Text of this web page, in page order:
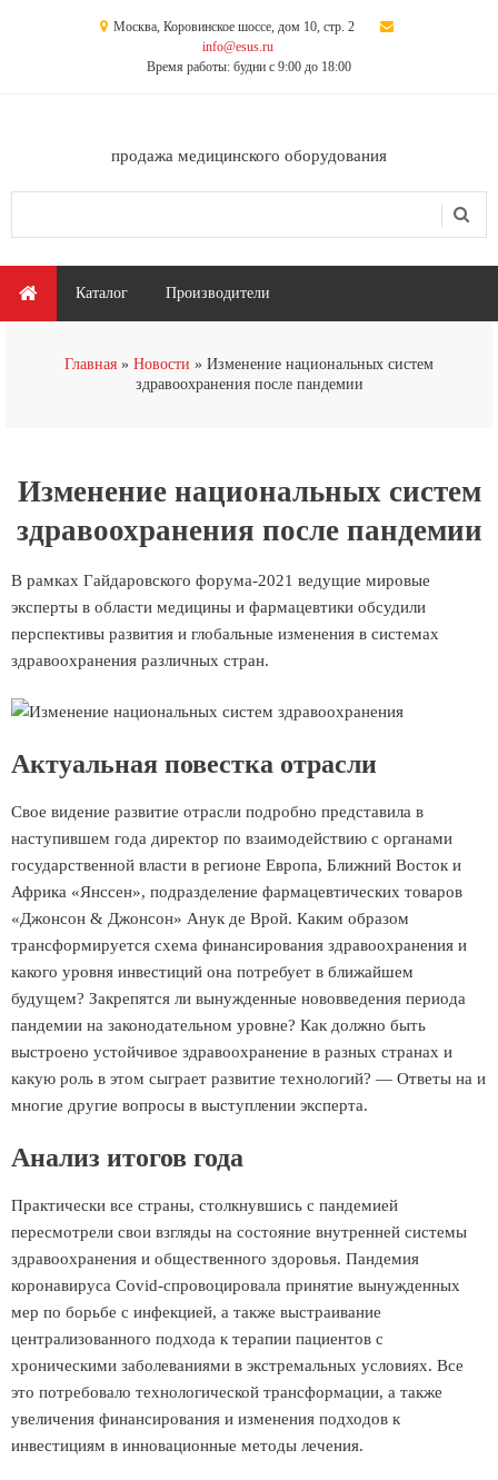
Москва, Коровинское шоссе, дом 10, стр. 2
info@esus.ru
Время работы: будни с 9:00 до 18:00
продажа медицинского оборудования
Главное меню
Каталог Производители
Главная Новости
Изменение национальных систем
здравоохранения после пандемии
Изменение национальных систем
здравоохранения после пандемии
В рамках Гайдаровского форума-2021 ведущие мировые
эксперты в области медицины и фармацевтики обсудили
перспективы развития и глобальные изменения в системах
здравоохранения различных стран.
Актуальная повестка отрасли
Свое видение развитие отрасли подробно представила в
наступившем года директор по взаимодействию с органами
государственной власти в регионе Европа, Ближний Восток и
Африка «Янссен», подразделение фармацевтических товаров
«Джонсон & Джонсон» Анук де Врой. Каким образом
трансформируется схема финансирования здравоохранения и
какого уровня инвестиций она потребует в ближайшем
будущем? Закрепятся ли вынужденные нововведения периода
пандемии на законодательном уровне? Как должно быть
выстроено устойчивое здравоохранение в разных странах и
какую роль в этом сыграет развитие технологий? — Ответы на и
многие другие вопросы в выступлении эксперта.
Анализ итогов года
Практически все страны, столкнувшись с пандемией
пересмотрели свои взгляды на состояние внутренней системы
здравоохранения и общественного здоровья. Пандемия
коронавируса Covid-спровоцировала принятие вынужденных
мер по борьбе с инфекцией, а также выстраивание
централизованного подхода к терапии пациентов с
хроническими заболеваниями в экстремальных условиях. Все
это потребовало технологической трансформации, а также
увеличения финансирования и изменения подходов к
инвестициям в инновационные методы лечения.